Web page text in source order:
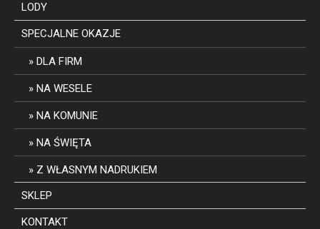
LODY
SPECJALNE OKAZJE
DLA FIRM
NA WESELE
NA KOMUNIE
NA ŚWIĘTA
Z WŁASNYM NADRUKIEM
SKLEP
KONTAKT